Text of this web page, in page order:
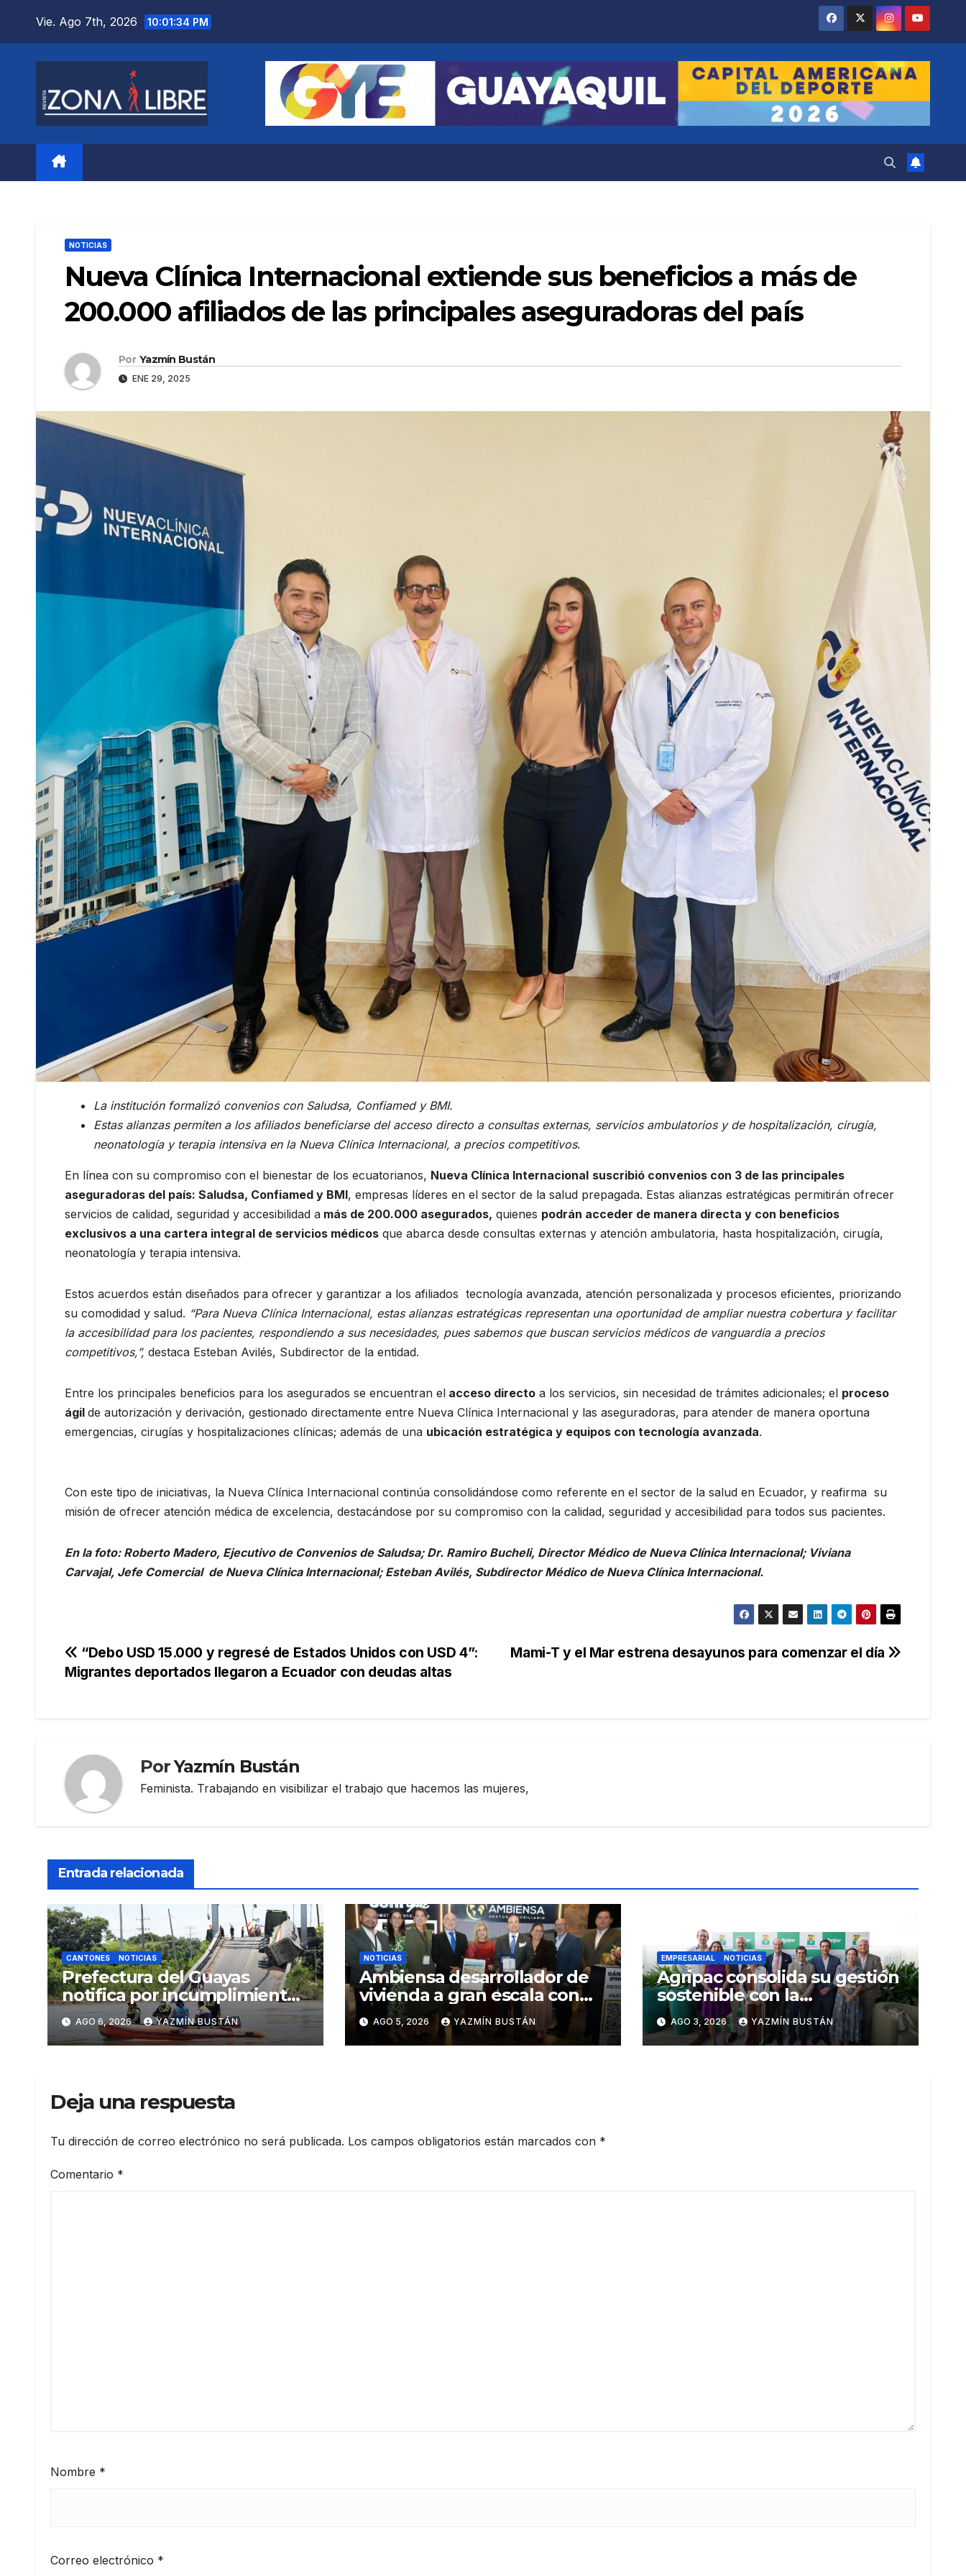
Vie. Ago 7th, 2026 10:01:36 PM
NOTICIAS
Nueva Clínica Internacional extiende sus beneficios a más de
200.000 afiliados de las principales aseguradoras del país
Por Yazmín Bustán
ENE 29, 2025
La institución formalizó convenios con Saludsa, Confiamed y BMI.
Estas alianzas permiten a los afiliados beneficiarse del acceso directo a consultas externas, servicios ambulatorios y de hospitalización, cirugía,
neonatología y terapia intensiva en la Nueva Clínica Internacional, a precios competitivos.
En línea con su compromiso con el bienestar de los ecuatorianos, Nueva Clínica Internacional suscribió convenios con 3 de las principales
aseguradoras del país: Saludsa, Confiamed y BMI, empresas líderes en el sector de la salud prepagada. Estas alianzas estratégicas permitirán ofrecer
servicios de calidad, seguridad y accesibilidad a más de 200.000 asegurados, quienes podrán acceder de manera directa y con beneficios
exclusivos a una cartera integral de servicios médicos que abarca desde consultas externas y atención ambulatoria, hasta hospitalización, cirugía,
neonatología y terapia intensiva.
Estos acuerdos están diseñados para ofrecer y garantizar a los afiliados tecnología avanzada, atención personalizada y procesos eficientes, priorizando
su comodidad y salud. “Para Nueva Clínica Internacional, estas alianzas estratégicas representan una oportunidad de ampliar nuestra cobertura y facilitar
la accesibilidad para los pacientes, respondiendo a sus necesidades, pues sabemos que buscan servicios médicos de vanguardia a precios
competitivos,”, destaca Esteban Avilés, Subdirector de la entidad.
Entre los principales beneficios para los asegurados se encuentran el acceso directo a los servicios, sin necesidad de trámites adicionales; el proceso
ágil de autorización y derivación, gestionado directamente entre Nueva Clínica Internacional y las aseguradoras, para atender de manera oportuna
emergencias, cirugías y hospitalizaciones clínicas; además de una ubicación estratégica y equipos con tecnología avanzada.
Con este tipo de iniciativas, la Nueva Clínica Internacional continúa consolidándose como referente en el sector de la salud en Ecuador, y reafirma su
misión de ofrecer atención médica de excelencia, destacándose por su compromiso con la calidad, seguridad y accesibilidad para todos sus pacientes.
En la foto: Roberto Madero, Ejecutivo de Convenios de Saludsa; Dr. Ramiro Bucheli, Director Médico de Nueva Clínica Internacional; Viviana
Carvajal, Jefe Comercial de Nueva Clínica Internacional; Esteban Avilés, Subdirector Médico de Nueva Clínica Internacional.
Navegación
de
Mami-T y el Mar estrena desayunos para comenzar el día
“Debo USD 15.000 y regresé de Estados Unidos con USD 4”:
Migrantes deportados llegaron a Ecuador con deudas altas
PorYazmín Bustán
Feminista. Trabajando en visibilizar el trabajo que hacemos las mujeres,
Entrada relacionada
CANTONES NOTICIAS
Prefectura del Guayas
notifica por incumplimiento
contractual a la
Concesionaria CONORTE y
exige celeridad en
Daule
AGO 6, 2026 YAZMÍN BUSTÁN
NOTICIAS
Ambiensa desarrollador de
vivienda a gran escala con
estándares internacionales
de sostenibilidad
AGO 5, 2026 YAZMÍN BUSTÁN
EMPRESARIAL NOTICIAS
Agripac consolida su gestión
sostenible con la
presentación de su octava
Memoria de Sostenibilidad
AGO 3, 2026 YAZMÍN BUSTÁN
Deja una respuesta
Tu dirección de correo electrónico no será publicada. Los campos obligatorios están marcados con *
Comentario *
Nombre *
Correo electrónico *